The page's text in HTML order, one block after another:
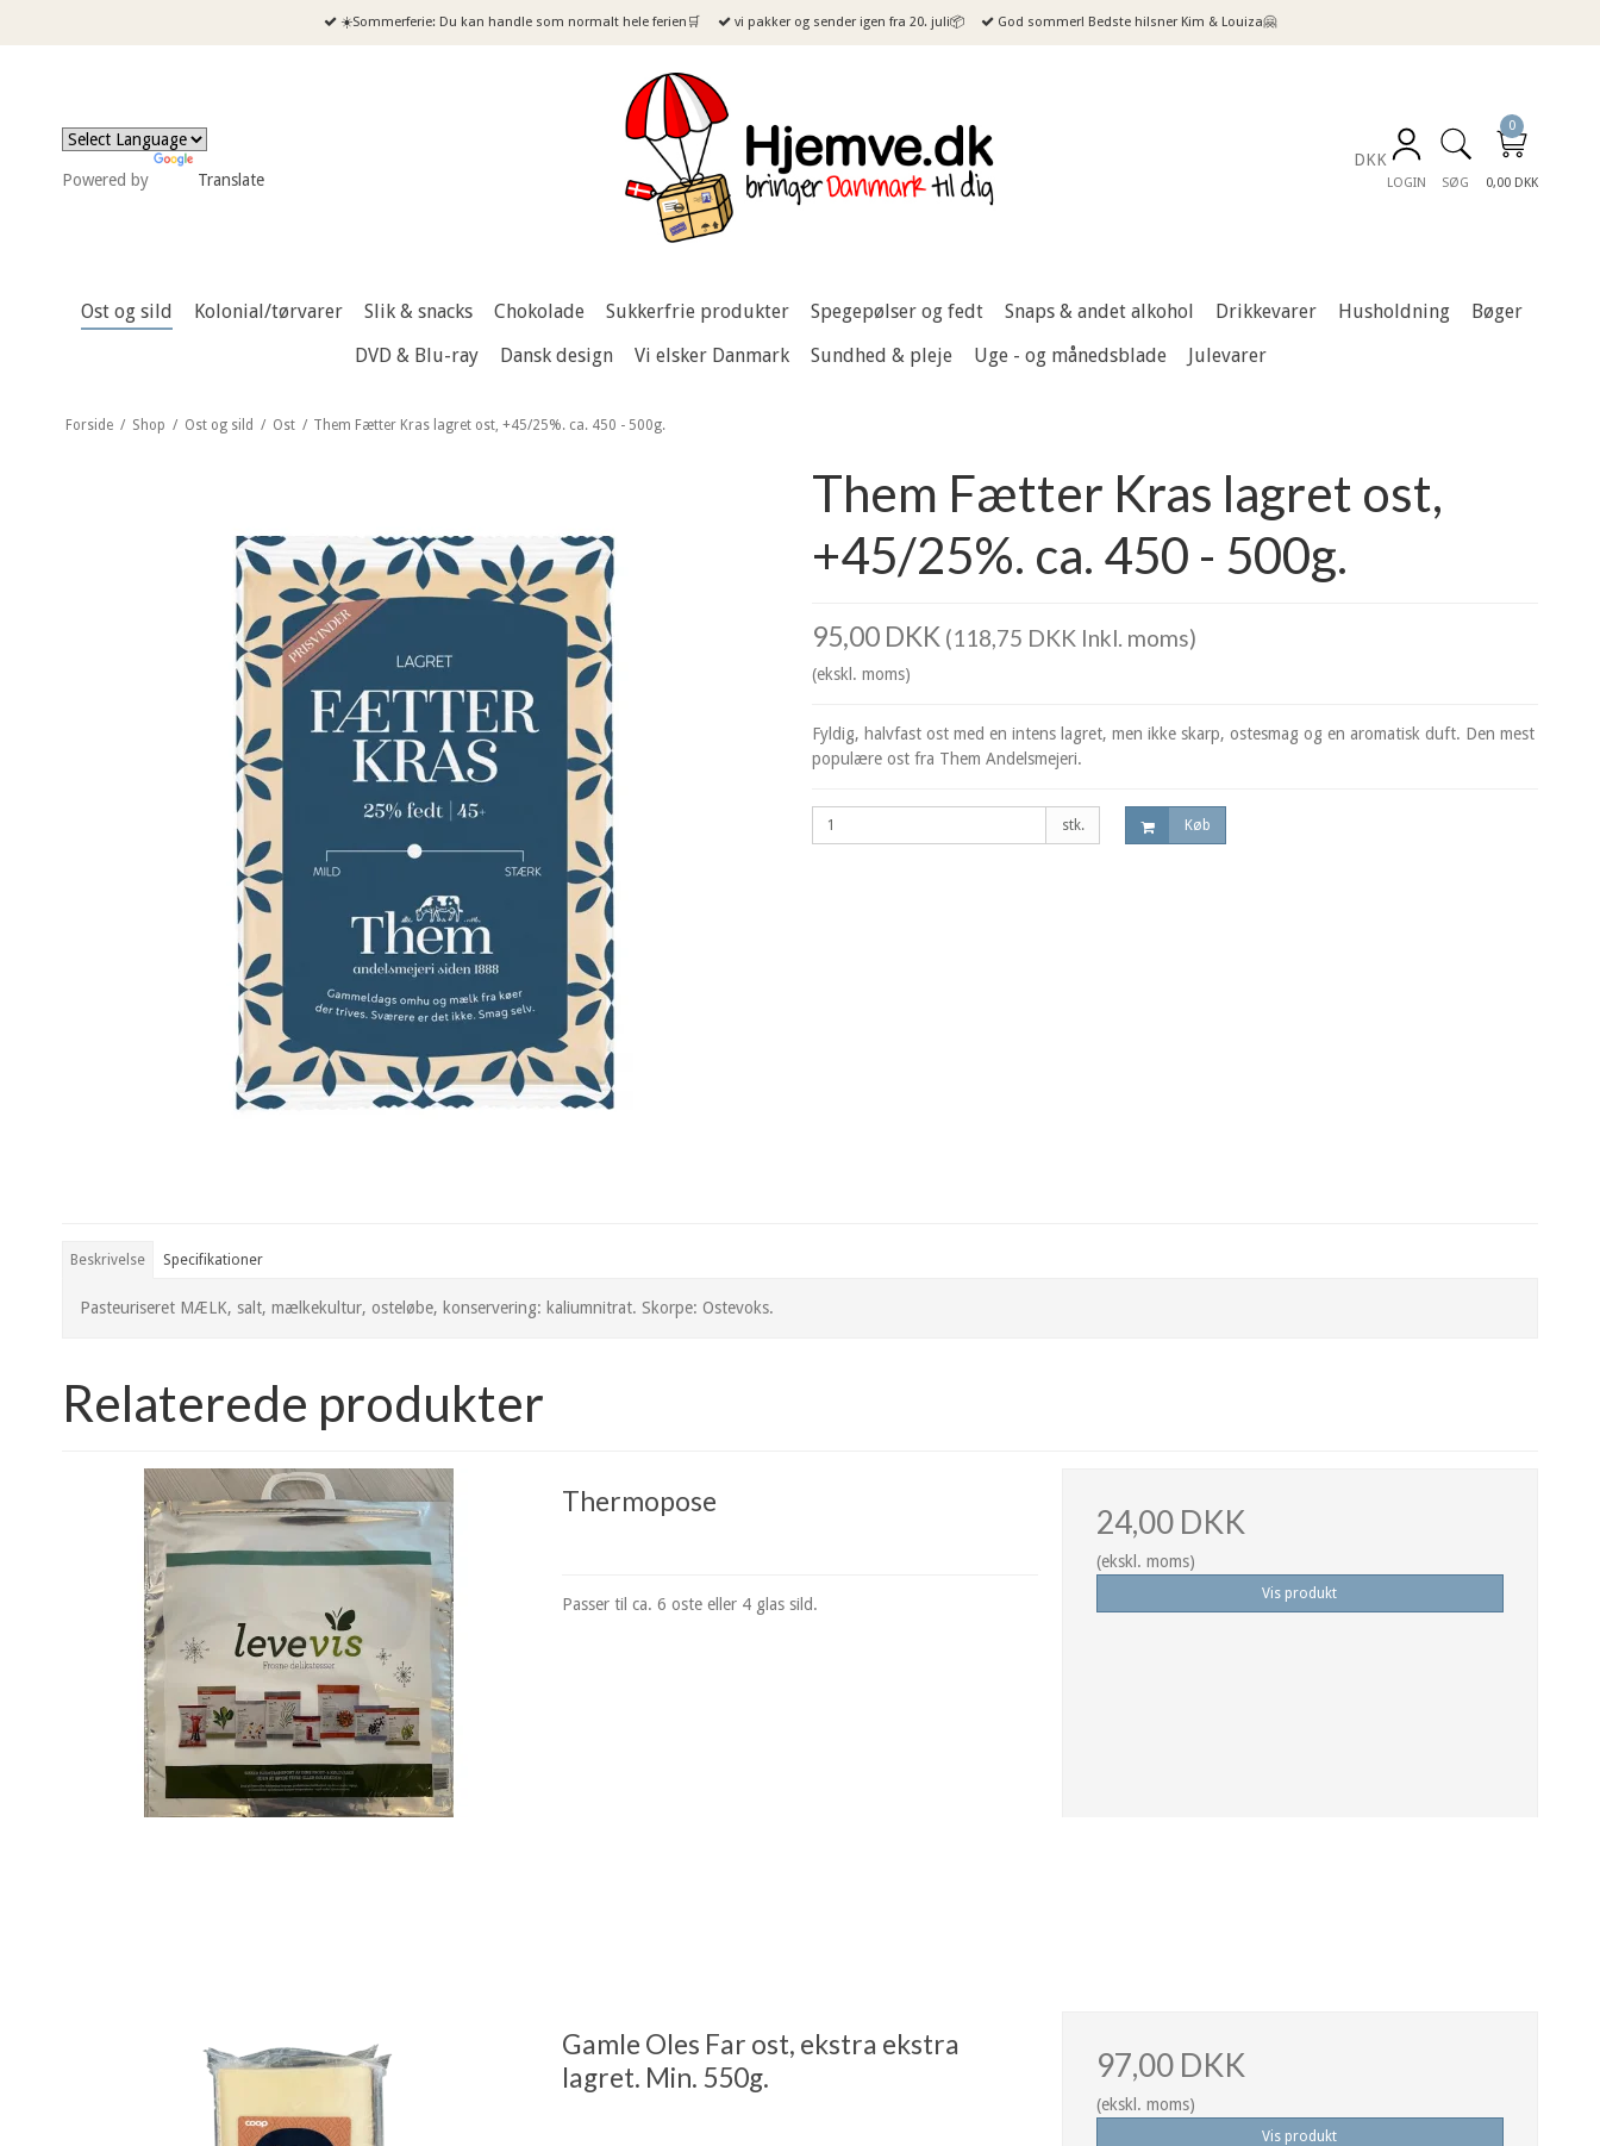
☀️Sommerferie: Du kan handle som normalt hele ferien🛒 vi pakker og sender igen fra 20. juli📦 God sommer! Bedste hilsner Kim & Louiza🤗
Powered by Translate
DKK
LOGIN SØG
0
0,00 DKK
Ost og sild Kolonial/tørvarer Slik & snacks Chokolade Sukkerfrie produkter Spegepølser og fedt Snaps & andet alkohol Drikkevarer Husholdning
Bøger
DVD & Blu-ray
Dansk design Vi elsker Danmark Sundhed & pleje Uge - og månedsblade Julevarer
Forside / Shop / Ost og sild / Ost / Them Fætter Kras lagret ost, +45/25%. ca. 450 - 500g.
Them Fætter Kras lagret ost,
+45/25%. ca. 450 - 500g.
95,00 DKK (118,75 DKK Inkl. moms)
(ekskl. moms)
Fyldig, halvfast ost med en intens lagret, men ikke skarp, ostesmag og en aromatisk duft. Den mest
populære ost fra Them Andelsmejeri.
stk. Køb
Beskrivelse Specifikationer
Pasteuriseret MÆLK, salt, mælkekultur, osteløbe, konservering: kaliumnitrat. Skorpe: Ostevoks.
Relaterede produkter
Thermopose
Passer til ca. 6 oste eller 4 glas sild.
24,00 DKK
(ekskl. moms)
Vis produkt
Gamle Oles Far ost, ekstra ekstra
lagret. Min. 550g.
97,00 DKK
(ekskl. moms)
Vis produkt